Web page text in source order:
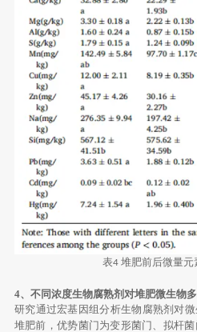
表4 堆肥前后微量元
4、不同浓度生物腐熟剂对堆肥微生物
研究通过宏基因组分析生物腐熟剂对
堆肥前，优势菌门为变形菌门、拟杆